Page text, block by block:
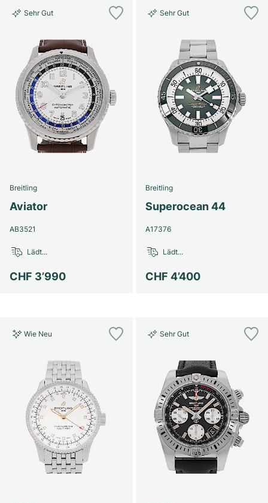
Sehr Gut
Breitling
Aviator
AB3521
CHF 3’990
Lädt...
Sehr Gut
Breitling
Superocean 44
A17376
CHF 4’400
Lädt...
Wie Neu Sehr Gut